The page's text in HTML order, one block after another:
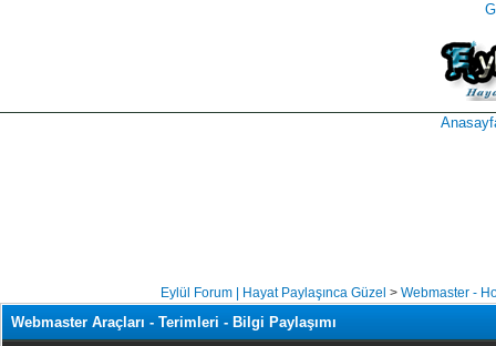
Eylül Forum | Hayat Paylaşınca Güzel > Webmaster -
Webmaster Araçları - Terimleri - Bilgi Paylaşımı